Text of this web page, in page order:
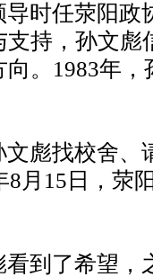
时任荥阳政
持，孙文彪
。1983年
彪找校舍、
8月15日，荥
到了希望，